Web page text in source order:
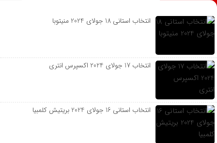
انتخاب استانی 18 جولای 2024 منیتوبا
انتخاب 17 جولای 2024 اکسپرس انتری
انتخاب استانی 16 جولای 2024 بریتیش کلمبیا